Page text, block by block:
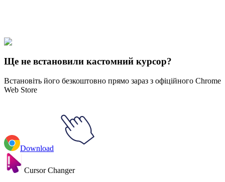
Регулярні виставки
Alien Carl & Clipboard
Ще не встановили кастомний курсор?
Встановіть його безкоштовно прямо зараз з офіційного Chrome
Web Store
Download
Cursor Changer